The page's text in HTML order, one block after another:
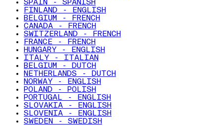
SPAIN - SPANISH
FINLAND - ENGLISH
BELGIUM - FRENCH
CANADA - FRENCH
SWITZERLAND - FRENCH
FRANCE - FRENCH
HUNGARY - ENGLISH
ITALY - ITALIAN
BELGIUM - DUTCH
NETHERLANDS - DUTCH
NORWAY - ENGLISH
POLAND - POLISH
PORTUGAL - ENGLISH
SLOVAKIA - ENGLISH
SLOVENIA - ENGLISH
SWEDEN - SWEDISH